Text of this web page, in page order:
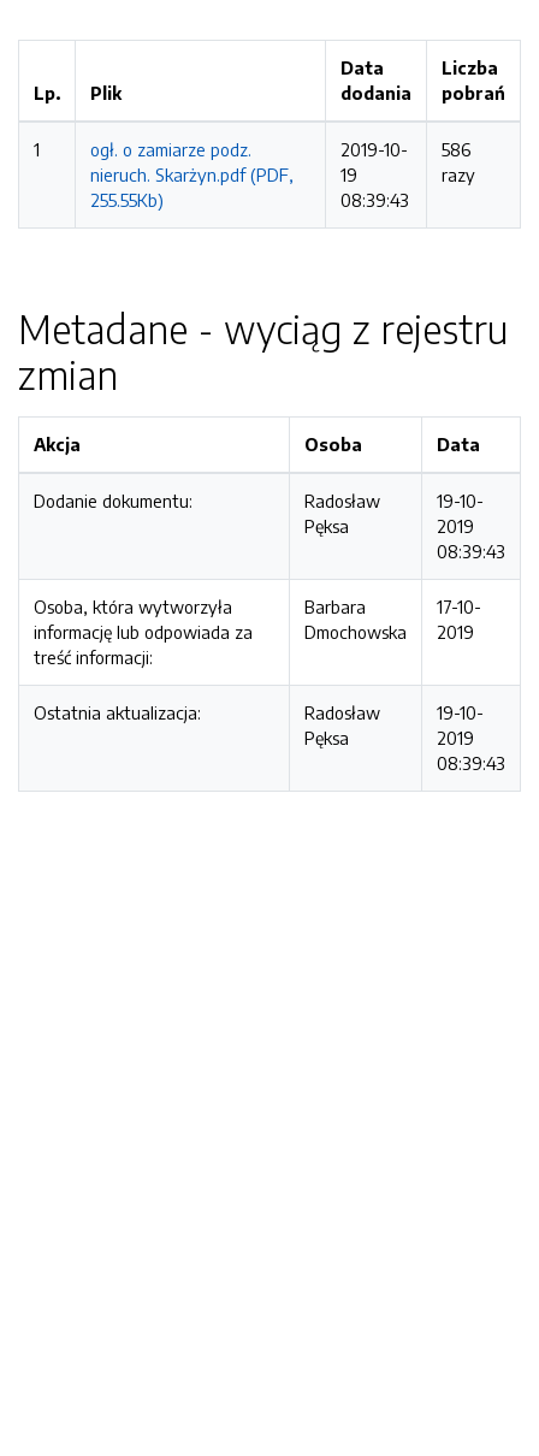
Lp. Plik
Data
dodania
Liczba
pobrań
1
ogł. o zamiarze podz.
nieruch. Skarżyn.pdf (PDF,
255.55Kb)
2019-10-
19
08:39:43
586
razy
Metadane - wyciąg z rejestru
zmian
Akcja Osoba Data
Dodanie dokumentu:
Radosław
Pęksa
19-10-
2019
08:39:43
Osoba, która wytworzyła
informację lub odpowiada za
treść informacji:
Barbara
Dmochowska
17-10-
2019
Ostatnia aktualizacja:
Radosław
Pęksa
19-10-
2019
08:39:43